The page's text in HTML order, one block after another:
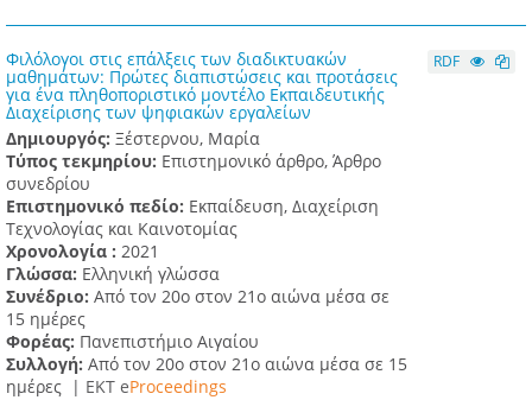
Φιλόλογοι στις επάλξεις των διαδικτυακών
μαθημάτων: Πρώτες διαπιστώσεις και προτάσεις
για ένα πληθοποριστικό μοντέλο Εκπαιδευτικής
Διαχείρισης των ψηφιακών εργαλείων
Δημιουργός: Ξέστερνου, Μαρία
Τύπος τεκμηρίου: Επιστημονικό άρθρο, Άρθρο
συνεδρίου
Επιστημονικό πεδίο: Εκπαίδευση, Διαχείριση
Τεχνολογίας και Καινοτομίας
Χρονολογία : 2021
Γλώσσα: Ελληνική γλώσσα
Συνέδριο: Από τον 20ο στον 21ο αιώνα μέσα σε
15 ημέρες
Φορέας: Πανεπιστήμιο Αιγαίου
Συλλογή: Από τον 20ο στον 21ο αιώνα μέσα σε 15
ημέρες | ΕΚΤ eProceedings
RDF